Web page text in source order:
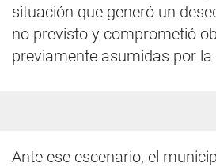
situación que generó un
no previsto y comprometió
previamente asumidas por
Ante ese escenario, el